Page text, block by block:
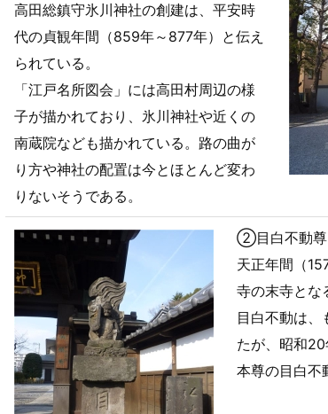
高田総鎮守氷川神社の創建は、平安時
代の貞観年間（859年～877年）と伝え
られている。
「江戸名所図会」には高田村周辺の様
子が描かれており、氷川神社や近くの
南蔵院なども描かれている。路の曲が
り方や神社の配置は今とほとんど変わ
りないそうである。
②目白不動尊
天正年間（
寺の末寺とな
目白不動は、
たが、昭和
本尊の目白不